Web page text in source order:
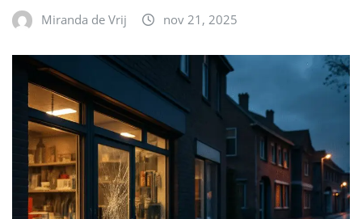
Miranda de Vrij nov 21, 2025